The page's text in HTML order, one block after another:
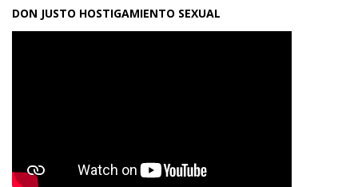
DON JUSTO HOSTIGAMIENTO SEXUAL